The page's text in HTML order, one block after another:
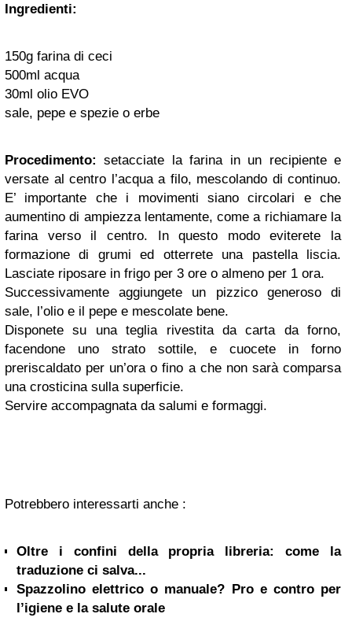
Ingredienti:
150g farina di ceci
500ml acqua
30ml olio EVO
sale, pepe e spezie o erbe
Procedimento:
setacciate la farina in un recipiente e
versate al centro l’acqua a filo, mescolando di continuo.
E’ importante che i movimenti siano circolari e che
aumentino di ampiezza lentamente, come a richiamare la
farina verso il centro. In questo modo eviterete la
formazione di grumi ed otterrete una pastella liscia.
Lasciate riposare in frigo per 3 ore o almeno per 1 ora.
Successivamente aggiungete un pizzico generoso di
sale, l’olio e il pepe e mescolate bene.
Disponete su una teglia rivestita da carta da forno,
facendone uno strato sottile, e cuocete in forno
preriscaldato per un’ora o fino a che non sarà comparsa
una crosticina sulla superficie.
Servire accompagnata da salumi e formaggi.
Potrebbero interessarti anche :
Oltre i confini della propria libreria: come la
traduzione ci salva...
Spazzolino elettrico o manuale? Pro e contro per
l’igiene e la salute orale